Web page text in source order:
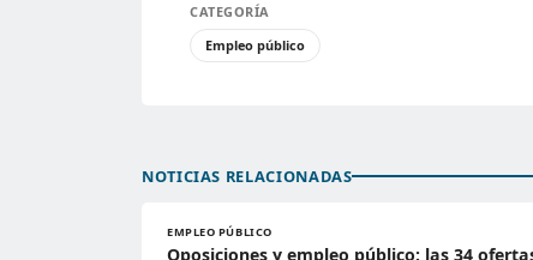
CATEGORÍA
Empleo público
NOTICIAS RELACIONADAS
EMPLEO PÚBLICO
Oposiciones y empleo público: las 34